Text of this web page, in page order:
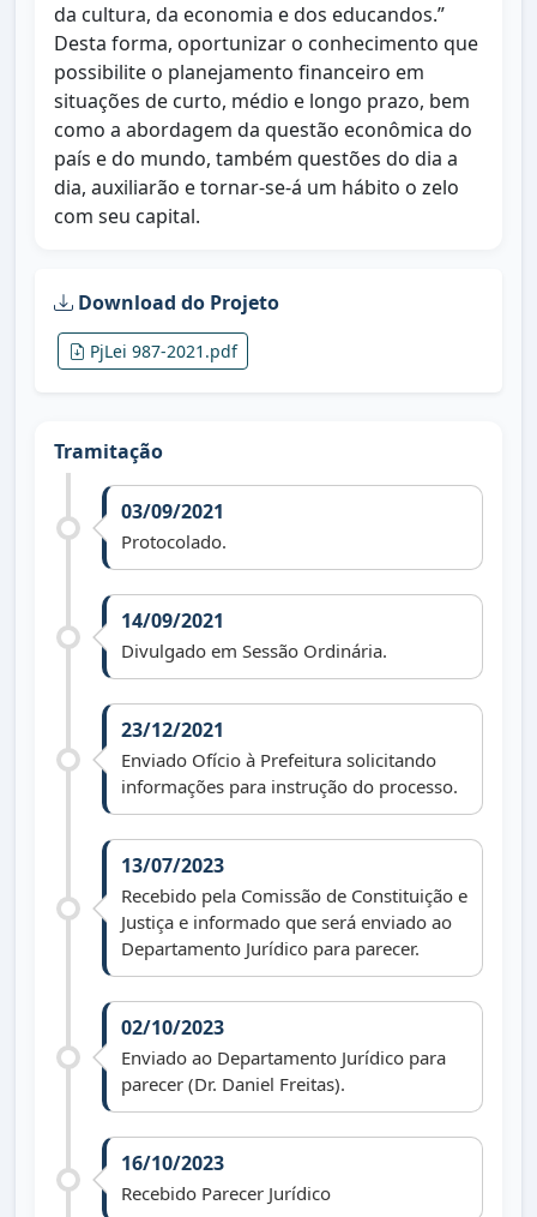
da cultura, da economia e dos educandos.”
Desta forma, oportunizar o conhecimento que
possibilite o planejamento financeiro em
situações de curto, médio e longo prazo, bem
como a abordagem da questão econômica do
país e do mundo, também questões do dia a
dia, auxiliarão e tornar-se-á um hábito o zelo
com seu capital.
Download do Projeto
PjLei 987-2021.pdf
Tramitação
03/09/2021
Protocolado.
14/09/2021
Divulgado em Sessão Ordinária.
23/12/2021
Enviado Ofício à Prefeitura solicitando
informações para instrução do processo.
13/07/2023
Recebido pela Comissão de Constituição e
Justiça e informado que será enviado ao
Departamento Jurídico para parecer.
02/10/2023
Enviado ao Departamento Jurídico para
parecer (Dr. Daniel Freitas).
16/10/2023
Recebido Parecer Jurídico